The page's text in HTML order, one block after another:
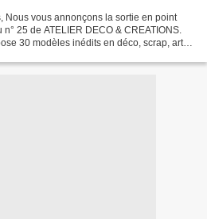
Nous vous annonçons la sortie en point
25 de ATELIER DECO & CREATIONS.
30 modèles inédits en déco, scrap, art